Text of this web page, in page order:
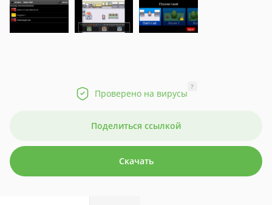
Проверено на вирусы
?
Поделиться ссылкой
Скачать